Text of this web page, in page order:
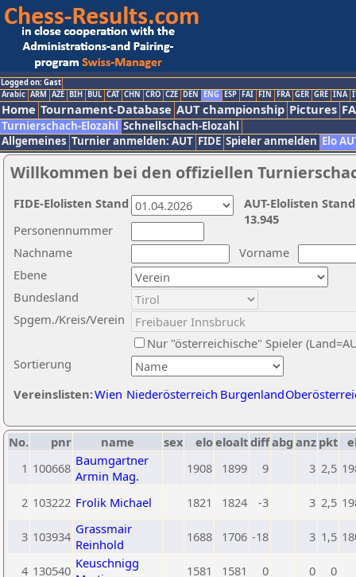
Logged on: Gast
Arabic ARM AZE BIH BUL CAT CHN CRO CZE DEN ENG ESP FAI FIN FRA GER GRE INA
Home Tournament-Database AUT championship Pictures
Turnierschach-Elozahl Schnellschach-Elozahl
Allgemeines Turnier anmelden: AUT FIDE Spieler anmelden Elo
Willkommen bei den offiziellen
Nachname
Vorname
Ebene
Sortierung
Personennummer
Bundesland
Spgem./Kreis/Verein
Nur "österreichische" Spieler
Vereinslisten:Wien Niederösterreich Burgenland
AUT-Elolisten
13.945
FIDE-Elolisten Stand
No. pnr name sex eloeloaltdiffabg anz pkt
1 100668 Baumgartner
Armin Mag.
1908 1899 9 3 2,5
2 103222 Frolik Michael 1821 1824 -3 3 2,5
3 103934 Grassmair
Reinhold
1688 1706 -18 3 1,5
4 130540 Keuschnigg
1581 1581 0 0 0